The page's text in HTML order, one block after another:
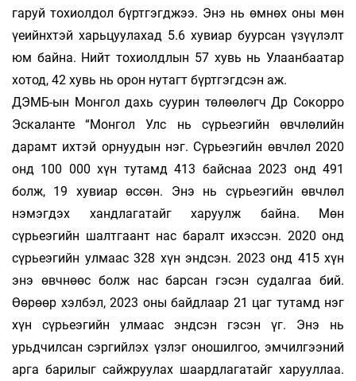
гаруй тохиолдол бүртгэгджээ. Энэ нь өмнөх оны мөн
үеийнхтэй харьцуулахад 5.6 хувиар буурсан үзүүлэлт
юм байна. Нийт тохиолдлын 57 хувь нь Улаанбаатар
хотод, 42 хувь нь орон нутагт бүртгэгдсэн аж.
ДЭМБ-ын Монгол дахь суурин төлөөлөгч Др Сокорро
Эскаланте “Монгол Улс нь сүрьеэгийн өвчлөлийн
дарамт ихтэй орнуудын нэг. Сүрьеэгийн өвчлөл 2020
онд 100 000 хүн тутамд 413 байснаа 2023 онд 491
болж, 19 хувиар өссөн. Энэ нь сүрьеэгийн өвчлөл
нэмэгдэх хандлагатайг харуулж байна. Мөн
сүрьеэгийн шалтгаант нас баралт ихэссэн. 2020 онд
сүрьеэгийн улмаас 328 хүн эндсэн. 2023 онд 415 хүн
энэ өвчнөөс болж нас барсан гэсэн судалгаа бий.
Өөрөөр хэлбэл, 2023 оны байдлаар 21 цаг тутамд нэг
хүн сүрьеэгийн улмаас эндсэн гэсэн үг. Энэ нь
урьдчилсан сэр­гийлэх үзлэг оношилгоо, эмчилгээний
арга барилыг сайжруулах шаардлагатайг харууллаа.